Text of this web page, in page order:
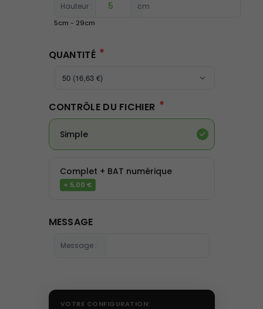
Hauteur : cm
5cm - 29cm
QUANTITÉ *
CONTRÔLE DU FICHIER *
Simple
Complet + BAT numérique
+ 5,00 €
MESSAGE
Message :
VOTRE CONFIGURATION: